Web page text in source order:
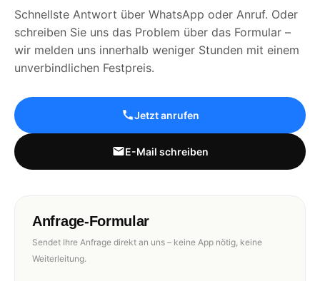
Schnellste Antwort über WhatsApp oder Anruf. Oder
schreiben Sie uns das Problem über das Formular –
wir melden uns innerhalb weniger Stunden mit einem
unverbindlichen Festpreis.
Jetzt anrufen
E-Mail schreiben
Anfrage-Formular
Sendet Ihre Anfrage direkt an uns – keine App nötig, keine
Weiterleitung.